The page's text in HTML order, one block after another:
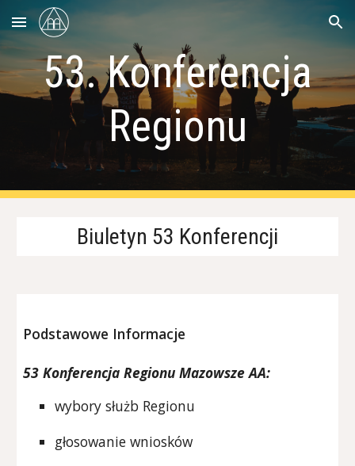
Skip to main content Skip to navigation
53. Konferencja
Regionu
Biuletyn 53 Konferencji
Podstawowe Informacje
53 Konferencja Regionu Mazowsze AA:
wybory służb Regionu
głosowanie wniosków